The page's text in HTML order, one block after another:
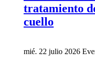
tratamiento
cuello
mié. 22 julio 2026